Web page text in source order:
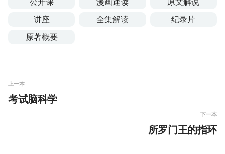
讲座
全集解读
纪录片
原著概要
上一本
考试脑科学
下一本
所罗门王的指环